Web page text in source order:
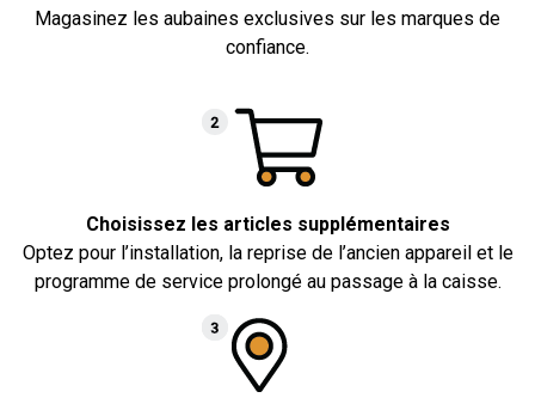
Magasinez les aubaines exclusives sur les marques de
confiance.
Choisissez les articles supplémentaires
Optez pour l’installation, la reprise de l’ancien appareil et le
programme de service prolongé au passage à la caisse.